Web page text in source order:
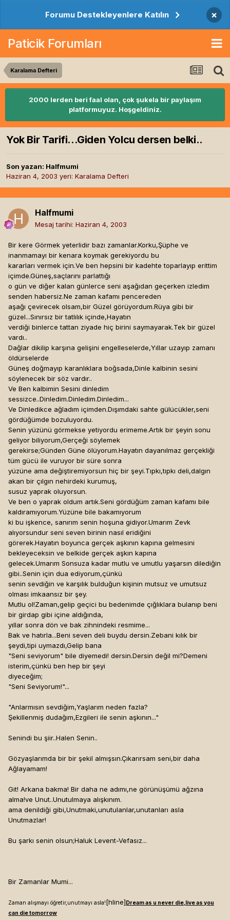
Forumu Destekleyenlere Katılın ×
Paticik Forumları
Karalama Defteri
2000 lerden beri faal olan, çok şukela bir paylaşım
platformuyuz. Hoşgeldiniz.
Yok Bir Tarifi...Giden Yolcu dersen belki..
Son yazan: Halfmumi
Haziran 4, 2003 yeri: Karalama Defteri
Halfmumi
Mesaj tarihi: Haziran 4, 2003
Bir kere Görmek yeterlidir bazı zamanlar.Korku,Şüphe ve
inanmamayı bir kenara koymak gerekiyordu bu
kararları vermek için.Ve ben hepsini bir kadehte toparlayıp erittim
içimde.Güneş,saçlarını parlattığı
o gün ve diğer kalan günlerce seni aşağıdan geçerken izledim
senden habersiz.Ne zaman kafamı pencereden
aşağı çevirecek olsam,bir Güzel görüyordum.Rüya gibi bir
güzel...Sınırsız bir tatlılık içinde,Hayatın
verdiği binlerce tattan ziyade hiç birini saymayarak.Tek bir güzel
vardı..
Dağlar dikilip karşına gelişini engelleselerde,Yıllar uzayıp zamanı
öldürselerde
Güneş doğmayıp karanlıklara boğsada,Dinle kalbinin sesini
söylenecek bir söz vardır..
Ve Ben kalbimin Sesini dinledim
sessizce..Dinledim.Dinledim.Dinledim...
Ve Dinledikce ağladım içimden.Dışımdaki sahte gülücükler,seni
gördüğümde bozuluyordu.
Senin yüzünü görmekse yetiyordu erimeme.Artık bir şeyin sonu
geliyor biliyorum,Gerçeği söylemek
gerekirse;Günden Güne ölüyorum.Hayatın dayanılmaz gerçekliği
tüm gücü ile vuruyor bir süre sonra
yüzüne ama değiştiremiyorsun hiç bir şeyi.Tıpkı,tıpkı deli,dalgın
akan bir çılgın nehirdeki kurumuş,
susuz yaprak oluyorsun.
Ve ben o yaprak oldum artık.Seni gördüğüm zaman kafamı bile
kaldıramıyorum.Yüzüne bile bakamıyorum
ki bu işkence, sanırım senin hoşuna gidiyor.Umarım Zevk
alıyorsundur seni seven birinin nasıl eridiğini
görerek.Hayatın boyunca gerçek aşkının kapına gelmesini
bekleyeceksin ve belkide gerçek aşkın kapına
gelecek.Umarım Sonsuza kadar mutlu ve umutlu yaşarsın dilediğin
gibi..Senin için dua ediyorum,çünkü
senin sevdiğin ve karşılık bulduğun kişinin mutsuz ve umutsuz
olması imkaansız bir şey.
Mutlu ol!Zaman,gelip geçici bu bedenimde çığlıklara bulanıp beni
bir girdap gibi içine aldığında,
yıllar sonra dön ve bak zihnindeki resmime...
Bak ve hatırla...Beni seven deli buydu dersin.Zebani kılık bir
şeydi,tipi uymazdı,Gelip bana
"Seni seviyorum" bile diyemedi! dersin.Dersin değil mi?Demeni
isterim,çünkü ben hep bir şeyi
diyeceğim;
"Seni Seviyorum!"...
"Anlarmısın sevdiğim,Yaşlarım neden fazla?
Şekillenmiş dudağım,Ezgileri ile senin aşkının..."
Senindi bu şiir..Halen Senin..
Gözyaşlarımda bir bir şekil almışsın.Çıkarırsam seni,bir daha
Ağlayamam!
Git! Arkana bakma! Bir daha ne adımı,ne görünüşümü ağzına
alma!ve Unut..Unutulmaya alışkınım.
ama denildiği gibi,Unutmaki,unutulanlar,unutanları asla
Unutmazlar!
Bu şarkı senin olsun;Haluk Levent-Vefasız...
Bir Zamanlar Mumi...
Zaman alışmayı öğretir,unutmayı asla![hline] Dream as u never die,live as you
can die tomorrow